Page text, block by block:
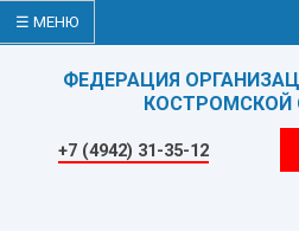
☰ МЕНЮ
ФЕДЕРАЦИЯ
КОСТРОМСКОЙ
+7 (4942) 31-35-12